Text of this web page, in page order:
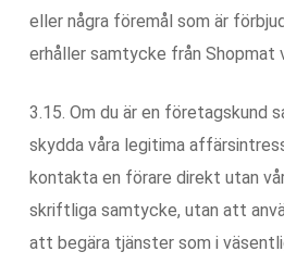
eller några föremål som är
erhåller samtycke från Shopmat
3.15. Om du är en företagskund
skydda våra legitima
kontakta en förare direkt utan
skriftliga samtycke, utan att
att begära tjänster som i